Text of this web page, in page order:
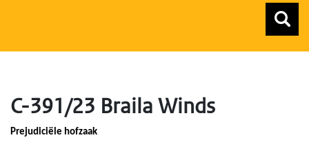
C-391/23 Braila Winds
Prejudiciële hofzaak